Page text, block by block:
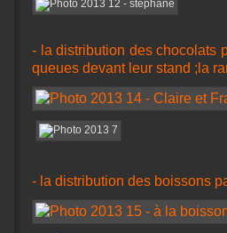
- la distribution des chocolats
queues devant leur stand ;la
- la distribution des boissons